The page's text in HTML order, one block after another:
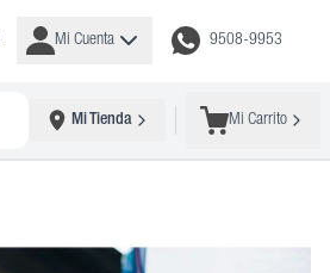
Mi Cuenta 9508-9953
Mi Tienda Mi Carrito